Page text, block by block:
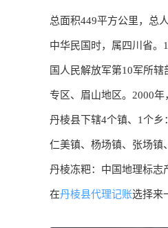
总面积449平方公里，总
中华民国时，属四川省。
国人民解放军第10军所
专区、眉山地区。2000
丹棱县下辖4个镇、1个乡
仁美镇、​杨场镇、​张场镇
丹棱冻粑：中国地理标志
在丹棱县代理记账选择来